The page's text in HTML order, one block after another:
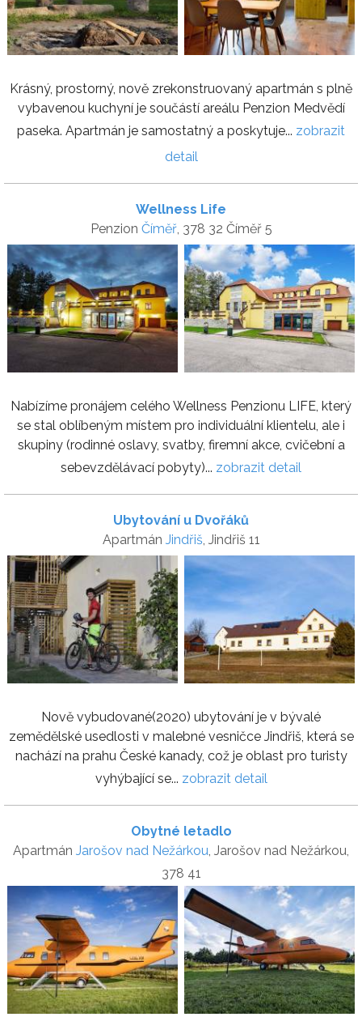
Krásný, prostorný, nově zrekonstruovaný apartmán s plně
vybavenou kuchyní je součástí areálu Penzion Medvědí
paseka. Apartmán je samostatný a poskytuje... zobrazit
detail
Wellness Life
Penzion Číměř, 378 32 Číměř 5
Nabízíme pronájem celého Wellness Penzionu LIFE, který
se stal oblíbeným místem pro individuální klientelu, ale i
skupiny (rodinné oslavy, svatby, firemní akce, cvičební a
sebevzdělávací pobyty)... zobrazit detail
Ubytování u Dvořáků
Apartmán Jindřiš, Jindřiš 11
Nově vybudované(2020) ubytování je v bývalé
zemědělské usedlosti v malebné vesničce Jindřiš, která se
nachází na prahu České kanady, což je oblast pro turisty
vyhýbající se... zobrazit detail
Obytné letadlo
Apartmán Jarošov nad Nežárkou, Jarošov nad Nežárkou,
378 41